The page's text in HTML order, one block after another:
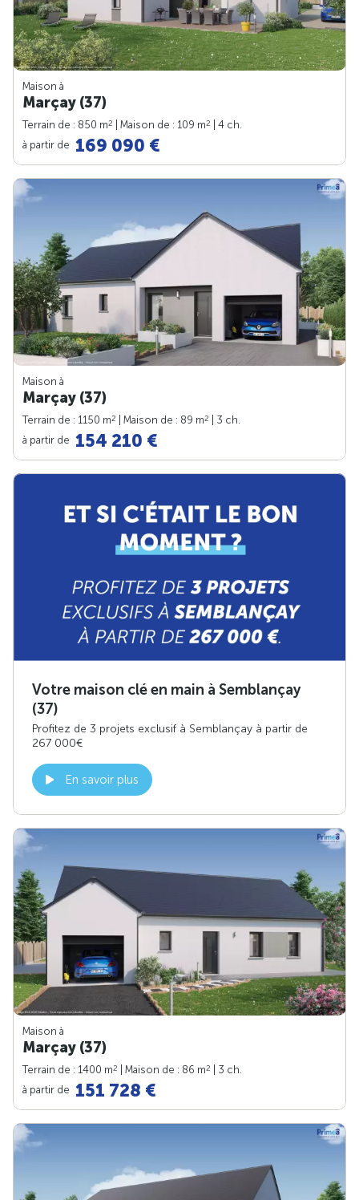
Maison à
Marçay (37)
Terrain de : 850 m2 | Maison de : 109 m2
| 4 ch.
à partir de 169 090 €
Maison à
Marçay (37)
Terrain de : 1150 m2 | Maison de : 89 m2
| 3 ch.
à partir de 154 210 €
Votre maison clé en main à Semblançay
(37)
Profitez de 3 projets exclusif à Semblançay à partir de
267 000€
En savoir plus
Maison à
Marçay (37)
Terrain de : 1400 m2 | Maison de : 86 m2
| 3 ch.
à partir de 151 728 €